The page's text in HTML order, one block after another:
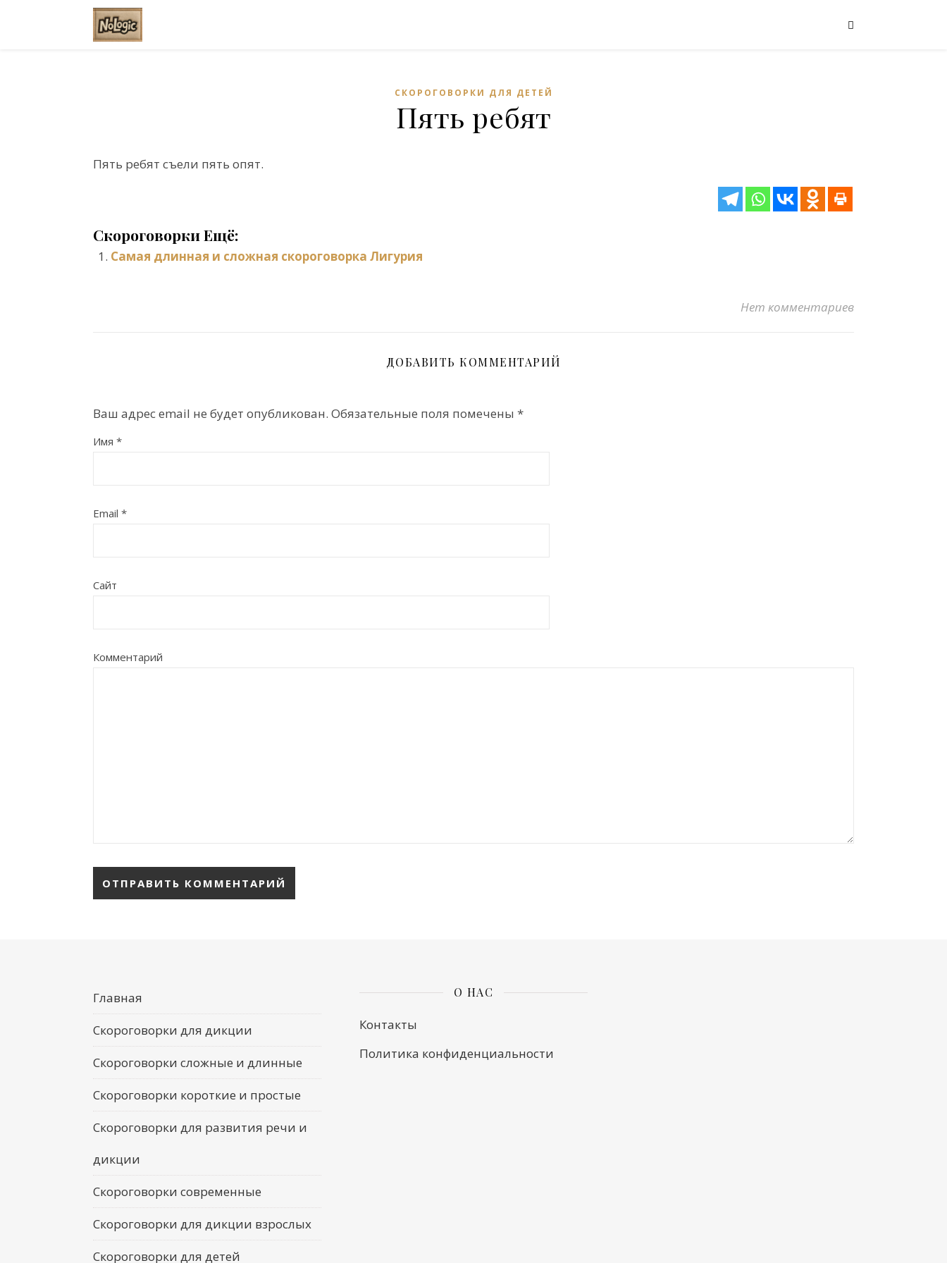
СКОРОГОВОРКИ ДЛЯ ДЕТЕЙ
Пять ребят
Пять ребят съели пять опят.
Скороговорки Ещё:
Самая длинная и сложная скороговорка Лигурия
Нет комментариев
ДОБАВИТЬ КОММЕНТАРИЙ
Ваш адрес email не будет опубликован. Обязательные поля помечены *
Имя *
Email *
Сайт
Комментарий
Главная
Скороговорки для дикции
Скороговорки сложные и длинные
Скороговорки короткие и простые
Скороговорки для развития речи и
дикции
Скороговорки современные
Скороговорки для дикции взрослых
Скороговорки для детей
О НАС
Контакты
Политика конфиденциальности